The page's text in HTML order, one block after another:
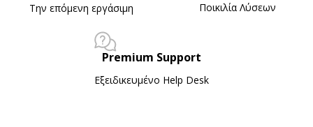
Την επόμενη εργάσιμη Ποικιλία Λύσεων
Premium Support
Εξειδικευμένο Ηelp Desk